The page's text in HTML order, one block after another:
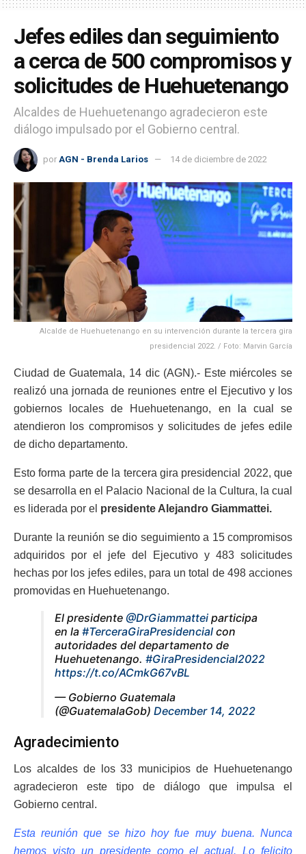
Jefes ediles dan seguimiento
a cerca de 500 compromisos y
solicitudes de Huehuetenango
Alcaldes de Huehuetenango agradecieron este
diálogo impulsado por el Gobierno central.
por AGN - Brenda Larios 14 de diciembre de 2022
Alcalde de Huehuetenango en su intervención durante la tercera gira
presidencial 2022. / Foto: Marvin García
Ciudad de Guatemala, 14 dic (AGN).- Este miércoles se
realizó una jornada de reuniones entre el Ejecutivo y los
gobiernos locales de Huehuetenango, en la cual se
atendieron los compromisos y solicitudes de jefes edile
de dicho departamento.
Esto forma parte de la tercera gira presidencial 2022, que
se desarrolla en el Palacio Nacional de la Cultura, la cual
es liderada por el presidente Alejandro Giammattei.
Durante la reunión se dio seguimiento a 15 compromisos
adquiridos por el jefe del Ejecutivo y 483 solicitudes
hechas por los jefes ediles, para un total de 498 acciones
promovidas en Huehuetenango.
El presidente @DrGiammattei participa
en la #TerceraGiraPresidencial con
autoridades del departamento de
Huehuetenango. #GiraPresidencial2022
https://t.co/ACmkG67vBL
— Gobierno Guatemala
(@GuatemalaGob) December 14, 2022
Agradecimiento
Los alcaldes de los 33 municipios de Huehuetenango
agradecieron este tipo de diálogo que impulsa el
Gobierno central.
Esta reunión que se hizo hoy fue muy buena. Nunca
hemos visto un presidente como el actual. Lo felicito